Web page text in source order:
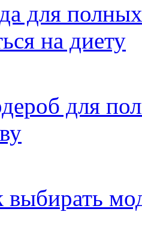
для
на диету
для
выбирать